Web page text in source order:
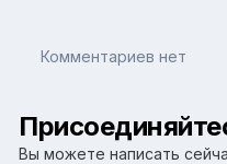
Комментариев нет
Вы можете написать